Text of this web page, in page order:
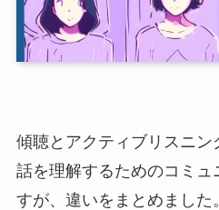
傾聴とアクティブリスニ
話を理解するためのコミ
すが、違いをまとめました。